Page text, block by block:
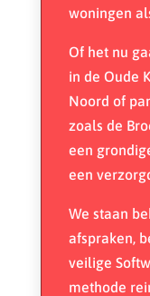
woningen
Of het nu
in de Oude
Noord of
zoals de
een
een
We staan
afspraken,
veilige
methode